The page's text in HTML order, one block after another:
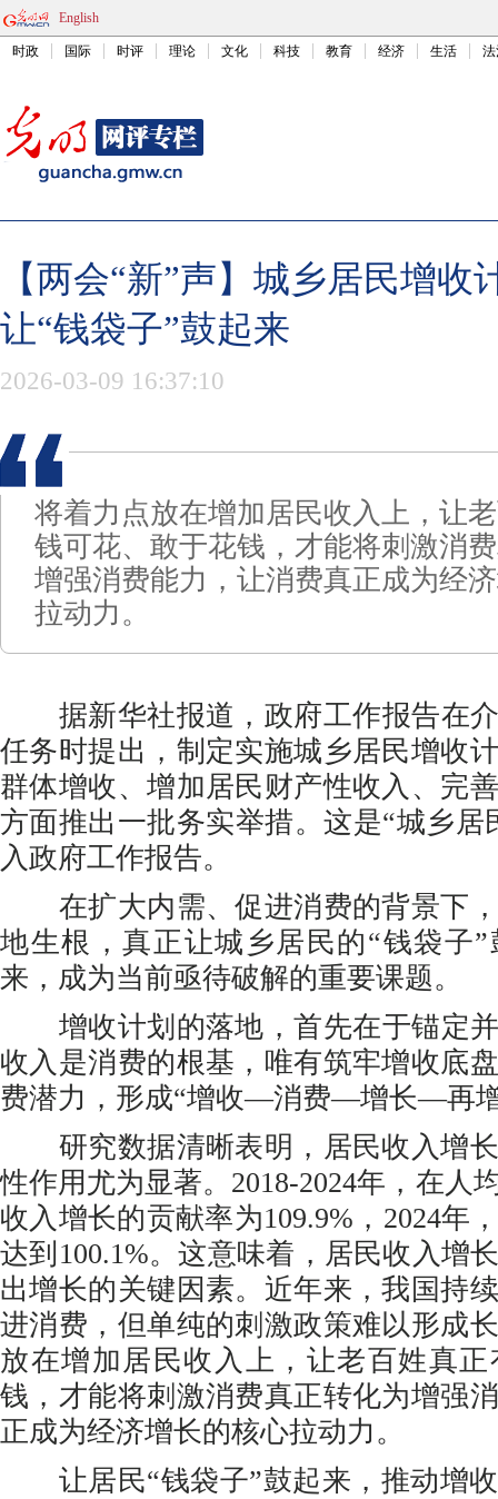
English
时政 国际 时评 理论 文化 科技 教育 经济 生活
【两会“新”声】城乡居民增收
让“钱袋子”鼓起来
2026-03-09 16:37:10
将着力点放在增加居民收入上，让
钱可花、敢于花钱，才能将刺激消
增强消费能力，让消费真正成为经
拉动力。
据新华社报道，政府工作报告在介
任务时提出，制定实施城乡居民增收
群体增收、增加居民财产性收入、完
方面推出一批务实举措。这是“城乡居
入政府工作报告。
在扩大内需、促进消费的背景下，
地生根，真正让城乡居民的“钱袋子
来，成为当前亟待破解的重要课题。
增收计划的落地，首先在于锚定
收入是消费的根基，唯有筑牢增收底
费潜力，形成“增收—消费—增长—再
研究数据清晰表明，居民收入增长
性作用尤为显著。2018-2024年，在人
收入增长的贡献率为109.9%，2024年
达到100.1%。这意味着，居民收入增
出增长的关键因素。近年来，我国持
进消费，但单纯的刺激政策难以形成
放在增加居民收入上，让老百姓真
钱，才能将刺激消费真正转化为增强
正成为经济增长的核心拉动力。
让居民“钱袋子”鼓起来，推动增收